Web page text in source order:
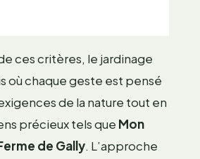
ces critères, le jardinage
où chaque geste est pensé
de la nature tout en
précieux tels que Mon
de Gally. L’approche